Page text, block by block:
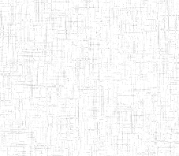
11/07/2012 ENIEG
10/07/1983 ENIEG